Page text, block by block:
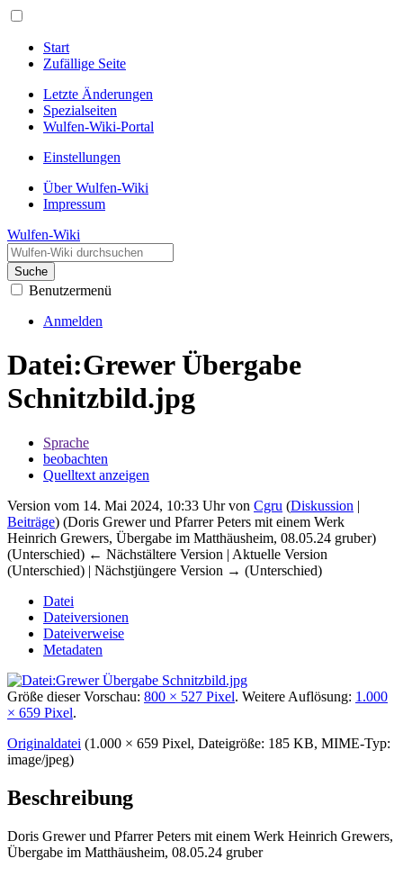
Start
Zufällige Seite
Letzte Änderungen
Spezialseiten
Wulfen-Wiki-Portal
Einstellungen
Über Wulfen-Wiki
Impressum
Wulfen-Wiki
Suche
Benutzermenü
Anmelden
Datei:Grewer Übergabe
Schnitzbild.jpg
Sprache
beobachten
Quelltext anzeigen
Version vom 14. Mai 2024, 10:33 Uhr von Cgru (Diskussion |
Beiträge) (Doris Grewer und Pfarrer Peters mit einem Werk
Heinrich Grewers, Übergabe im Matthäusheim, 08.05.24 gruber)
(Unterschied) ← Nächstältere Version | Aktuelle Version
(Unterschied) | Nächstjüngere Version → (Unterschied)
Datei
Dateiversionen
Dateiverweise
Metadaten
Größe dieser Vorschau: 800 × 527 Pixel. Weitere Auflösung: 1.000
× 659 Pixel.
Originaldatei (1.000 × 659 Pixel, Dateigröße: 185 KB, MIME-Typ:
image/jpeg)
Beschreibung
Doris Grewer und Pfarrer Peters mit einem Werk Heinrich Grewers,
Übergabe im Matthäusheim, 08.05.24 gruber